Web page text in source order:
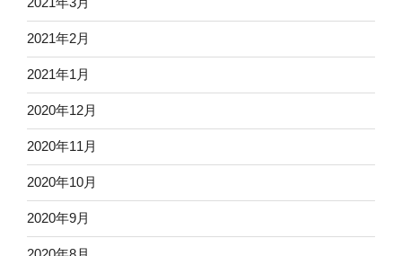
2021年2月
2021年1月
2020年12月
2020年11月
2020年10月
2020年9月